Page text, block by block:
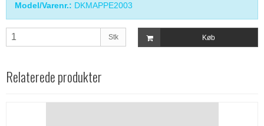
Model/Varenr.: DKMAPPE2003
Stk Køb
Relaterede produkter